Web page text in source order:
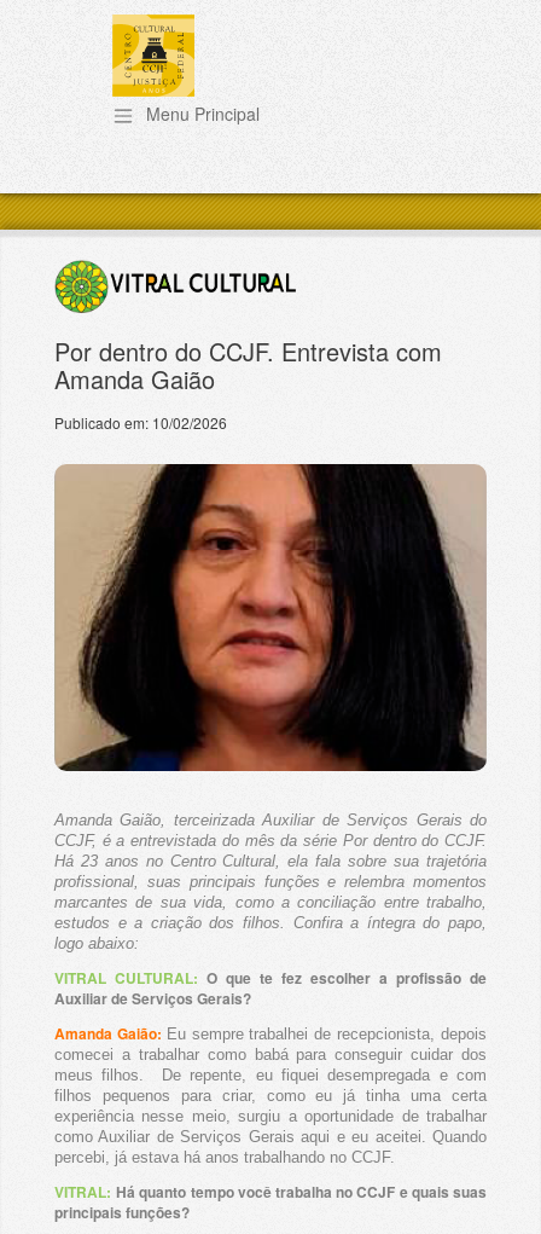
Por dentro do CCJF. Entrevista com
Amanda Gaião
Publicado em: 10/02/2026
Amanda Gaião, terceirizada Auxiliar de Serviços Gerais do
CCJF, é a entrevistada do mês da série Por dentro do CCJF.
Há 23 anos no Centro Cultural, ela fala sobre sua trajetória
profissional, suas principais funções e relembra momentos
marcantes de sua vida, como a conciliação entre trabalho,
estudos e a criação dos filhos. Confira a íntegra do papo,
logo abaixo:
VITRAL CULTURAL: O que te fez escolher a profissão de
Auxiliar de Serviços Gerais?
Amanda Gaião: Eu sempre trabalhei de recepcionista, depois
comecei a trabalhar como babá para conseguir cuidar dos
meus filhos. De repente, eu fiquei desempregada e com
filhos pequenos para criar, como eu já tinha uma certa
experiência nesse meio, surgiu a oportunidade de trabalhar
como Auxiliar de Serviços Gerais aqui e eu aceitei. Quando
percebi, já estava há anos trabalhando no CCJF.
VITRAL: Há quanto tempo você trabalha no CCJF e quais suas
principais funções?